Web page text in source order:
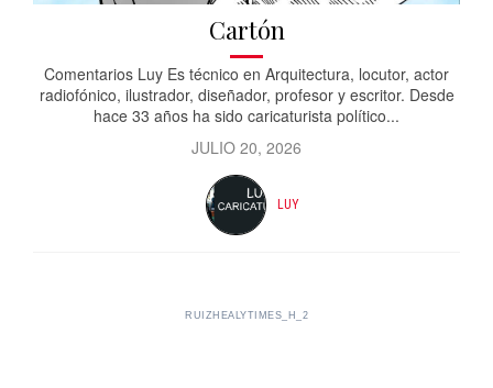
Cartón
Comentarios Luy Es técnico en Arquitectura, locutor, actor
radiofónico, ilustrador, diseñador, profesor y escritor. Desde
hace 33 años ha sido caricaturista político...
JULIO 20, 2026
LUY
RUIZHEALYTIMES_H_2